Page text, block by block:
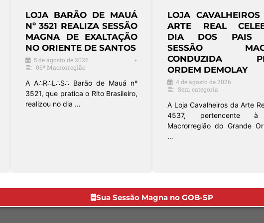
LOJA SUPREMA
HARMONIA Nº 3858
REALIZA SESSÃO
MAGNA DE INICIAÇÃO
NO ORIENTE DE JAÚ
3 de agosto de 2026
A A∴R∴L∴S∴ Suprema Harmonia
nº 3858, jurisdicionada à 18ª
LOJA
MOREIRA
CELEBRA 81 ANOS
FUNDAÇÃO EM
3 de agosto de 2026
20ª Macrorregião
A Loja General Moreira
IV, nº 1249, Oriente de
celebrou seu 81º aniversário
Sua Sessão Magna no GOB-SP